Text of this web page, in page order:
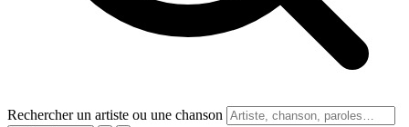
Rechercher un artiste ou une chanson